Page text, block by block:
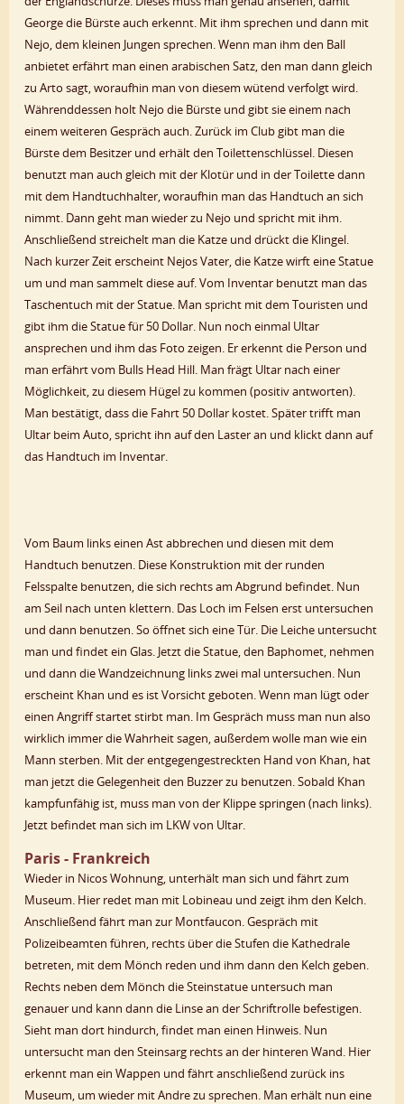
George die Bürste auch erkennt. Mit ihm sprechen und dann mit
Nejo, dem kleinen Jungen sprechen. Wenn man ihm den Ball
anbietet erfährt man einen arabischen Satz, den man dann gleich
zu Arto sagt, woraufhin man von diesem wütend verfolgt wird.
Währenddessen holt Nejo die Bürste und gibt sie einem nach
einem weiteren Gespräch auch. Zurück im Club gibt man die
Bürste dem Besitzer und erhält den Toilettenschlüssel. Diesen
benutzt man auch gleich mit der Klotür und in der Toilette dann
mit dem Handtuchhalter, woraufhin man das Handtuch an sich
nimmt. Dann geht man wieder zu Nejo und spricht mit ihm.
Anschließend streichelt man die Katze und drückt die Klingel.
Nach kurzer Zeit erscheint Nejos Vater, die Katze wirft eine Statue
um und man sammelt diese auf. Vom Inventar benutzt man das
Taschentuch mit der Statue. Man spricht mit dem Touristen und
gibt ihm die Statue für 50 Dollar. Nun noch einmal Ultar
ansprechen und ihm das Foto zeigen. Er erkennt die Person und
man erfährt vom Bulls Head Hill. Man frägt Ultar nach einer
Möglichkeit, zu diesem Hügel zu kommen (positiv antworten).
Man bestätigt, dass die Fahrt 50 Dollar kostet. Später trifft man
Ultar beim Auto, spricht ihn auf den Laster an und klickt dann auf
das Handtuch im Inventar.
Vom Baum links einen Ast abbrechen und diesen mit dem
Handtuch benutzen. Diese Konstruktion mit der runden
Felsspalte benutzen, die sich rechts am Abgrund befindet. Nun
am Seil nach unten klettern. Das Loch im Felsen erst untersuchen
und dann benutzen. So öffnet sich eine Tür. Die Leiche untersucht
man und findet ein Glas. Jetzt die Statue, den Baphomet, nehmen
und dann die Wandzeichnung links zwei mal untersuchen. Nun
erscheint Khan und es ist Vorsicht geboten. Wenn man lügt oder
einen Angriff startet stirbt man. Im Gespräch muss man nun also
wirklich immer die Wahrheit sagen, außerdem wolle man wie ein
Mann sterben. Mit der entgegengestreckten Hand von Khan, hat
man jetzt die Gelegenheit den Buzzer zu benutzen. Sobald Khan
kampfunfähig ist, muss man von der Klippe springen (nach links).
Jetzt befindet man sich im LKW von Ultar.
Paris - Frankreich
Wieder in Nicos Wohnung, unterhält man sich und fährt zum
Museum. Hier redet man mit Lobineau und zeigt ihm den Kelch.
Anschließend fährt man zur Montfaucon. Gespräch mit
Polizeibeamten führen, rechts über die Stufen die Kathedrale
betreten, mit dem Mönch reden und ihm dann den Kelch geben.
Rechts neben dem Mönch die Steinstatue untersuch man
genauer und kann dann die Linse an der Schriftrolle befestigen.
Sieht man dort hindurch, findet man einen Hinweis. Nun
untersucht man den Steinsarg rechts an der hinteren Wand. Hier
erkennt man ein Wappen und fährt anschließend zurück ins
Museum, um wieder mit Andre zu sprechen. Man erhält nun eine